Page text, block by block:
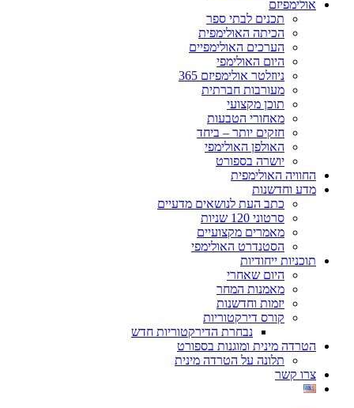
אולימפיזם
תכנים לבתי ספר
הכיתה האולימפית
הערכים האולימפיים
היום האולימפי
ניוזלטר אולימפיזם 365
מעורבות חברתית
תוכן מקצועי
מאחורי הטבעות
חזקים יותר – ביחד
האולפן האולימפי
יושרה בספורט
החוויה האולימפית
מדע וחדשנות
כתב העת לנושאים מדעיים
סרטוני 120 שניות
מאמרים מקצועיים
הסטנדרט האולימפי
תוכניות ייחודיות
היום שאחרי
מאמנות המחר
יזמות וחדשנות
קורס דירקטוריות
נבחרת הדירקטוריות חדש
הטרדה מינית ומוגנות בספורט
תלונה על הטרדה מינית
צרו קשר